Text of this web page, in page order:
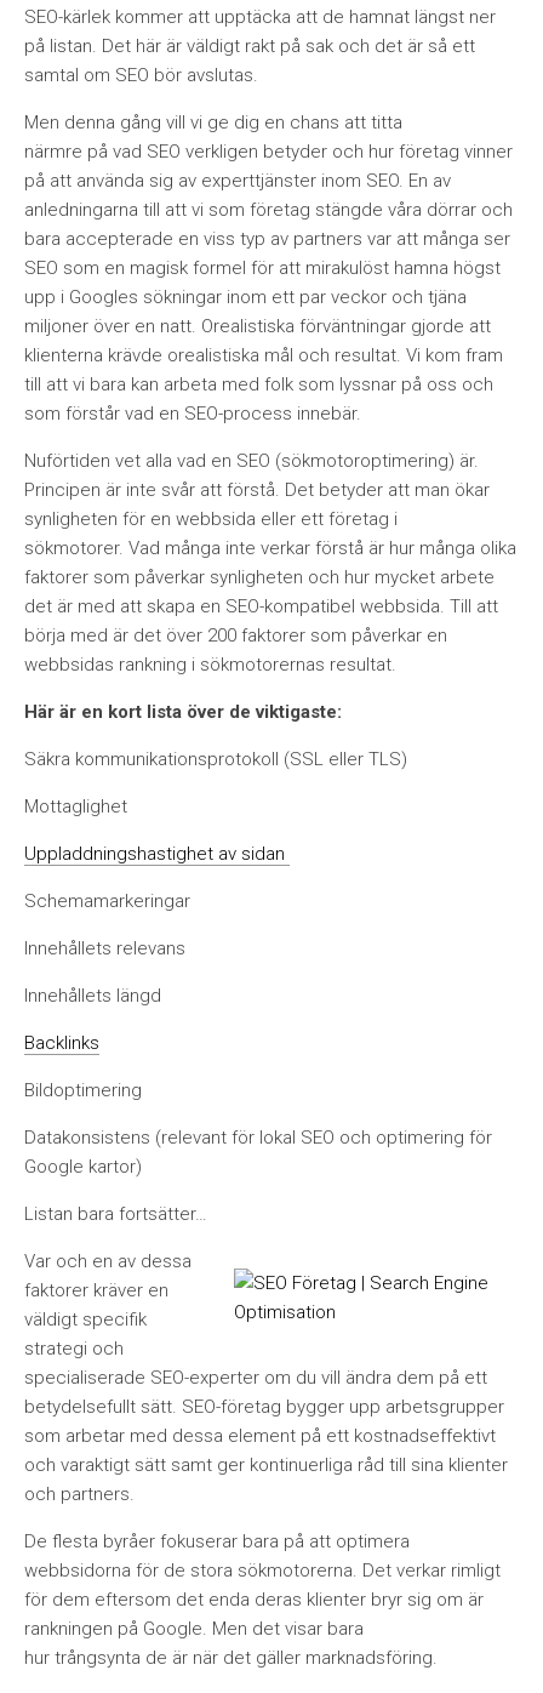
SEO-kärlek kommer att upptäcka att de hamnat längst ner
på listan. Det här är väldigt rakt på sak och det är så ett
samtal om SEO bör avslutas.
Men denna gång vill vi ge dig en chans att titta
närmre på vad SEO verkligen betyder och hur företag vinner
på att använda sig av experttjänster inom SEO. En av
anledningarna till att vi som företag stängde våra dörrar och
bara accepterade en viss typ av partners var att många ser
SEO som en magisk formel för att mirakulöst hamna högst
upp i Googles sökningar inom ett par veckor och tjäna
miljoner över en natt. Orealistiska förväntningar gjorde att
klienterna krävde orealistiska mål och resultat. Vi kom fram
till att vi bara kan arbeta med folk som lyssnar på oss och
som förstår vad en SEO-process innebär.
Nuförtiden vet alla vad en SEO (sökmotoroptimering) är.
Principen är inte svår att förstå. Det betyder att man ökar
synligheten för en webbsida eller ett företag i
sökmotorer. Vad många inte verkar förstå är hur många olika
faktorer som påverkar synligheten och hur mycket arbete
det är med att skapa en SEO-kompatibel webbsida. Till att
börja med är det över 200 faktorer som påverkar en
webbsidas rankning i sökmotorernas resultat.
Här är en kort lista över de viktigaste:
Säkra kommunikationsprotokoll (SSL eller TLS)
Mottaglighet
Uppladdningshastighet av sidan
Schemamarkeringar
Innehållets relevans
Innehållets längd
Backlinks
Bildoptimering
Datakonsistens (relevant för lokal SEO och optimering för
Google kartor)
Listan bara fortsätter…
Var och en av dessa
faktorer kräver en
väldigt specifik
strategi och
specialiserade SEO-experter om du vill ändra dem på ett
betydelsefullt sätt. SEO-företag bygger upp arbetsgrupper
som arbetar med dessa element på ett kostnadseffektivt
och varaktigt sätt samt ger kontinuerliga råd till sina klienter
och partners.
De flesta byråer fokuserar bara på att optimera
webbsidorna för de stora sökmotorerna. Det verkar rimligt
för dem eftersom det enda deras klienter bryr sig om är
rankningen på Google. Men det visar bara
hur trångsynta de är när det gäller marknadsföring.